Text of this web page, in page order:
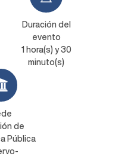
Duración del
evento
1 hora(s) y 30
minuto(s)
de
Pública